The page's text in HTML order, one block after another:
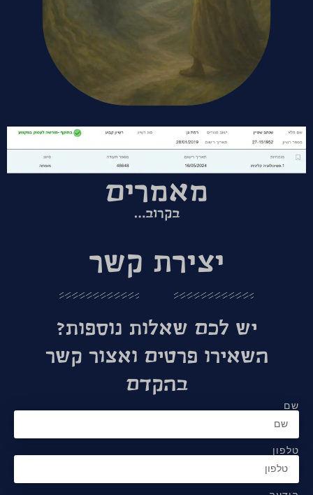
מאמרים
בקרוב…
יצירת קשר
יש לכם שאלות נוספות?
השאירו פרטים ואצור קשר
בהקדם
שם
טלפון